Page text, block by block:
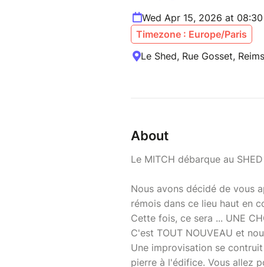
Wed Apr 15, 2026 at
Timezone : Europe/Paris
Le Shed, Rue Gosset,
About
Le MITCH débarque au
Nous avons décidé de vous
rémois dans ce lieu haut en
Cette fois, ce sera ... UNE
C'est TOUT NOUVEAU et
Une improvisation se
pierre à l'édifice. Vous allez